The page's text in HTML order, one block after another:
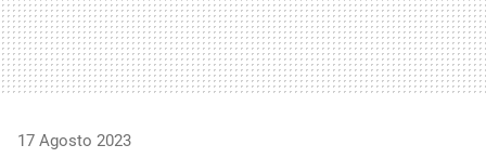
17 Agosto 2023